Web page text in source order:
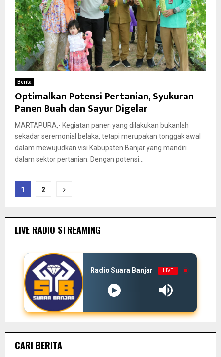
Berita
Optimalkan Potensi Pertanian, Syukuran
Panen Buah dan Sayur Digelar
MARTAPURA,- Kegiatan panen yang dilakukan bukanlah
sekadar seremonial belaka, tetapi merupakan tonggak awal
dalam mewujudkan visi Kabupaten Banjar yang mandiri
dalam sektor pertanian. Dengan potensi...
Paginasi
1 2
LIVE RADIO STREAMING
Radio Suara Banjar LIVE
CARI BERITA